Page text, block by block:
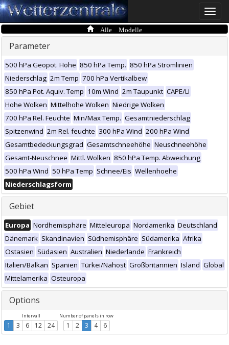
Toggle
Alle Modelle
Parameter
500 hPa Geopot. Höhe 850 hPa Temp. 850 hPa Stromlinien
Niederschlag 2m Temp 700 hPa Vertikalbew
850 hPa Pot. Äquiv. Temp 10m Wind 2m Taupunkt CAPE/LI
Hohe Wolken Mittelhohe Wolken Niedrige Wolken
700 hPa Rel. Feuchte Min/Max Temp. Gesamtniederschlag
Spitzenwind 2m Rel. feuchte 300 hPa Wind 200 hPa Wind
Gesamtbedeckungsgrad Gesamtschneehöhe Neuschneehöhe
Gesamt-Neuschnee Mittl. Wolken 850 hPa Temp. Abweichung
500 hPa Wind 50 hPa Temp Schnee/Eis Wellenhoehe
Niederschlagsform
Gebiet
Europa Nordhemisphäre Mitteleuropa Nordamerika Deutschland
Dänemark Skandinavien Südhemisphäre Südamerika Afrika
Ostasien Südasien Australien Niederlande Frankreich
Italien/Balkan Spanien Türkei/Nahost Großbritannien Island Global
Mittelamerika Osteuropa
Options
Intervall
1 3 6 12 24
Number of panels in row
1 2 3 4 6